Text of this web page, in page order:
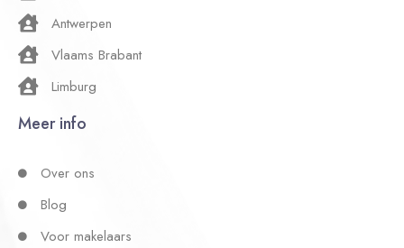
Antwerpen
Vlaams Brabant
Limburg
Meer info
Over ons
Blog
Voor makelaars